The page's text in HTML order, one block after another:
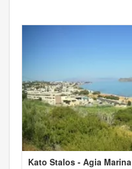
Kato Stalos - Agia Marina